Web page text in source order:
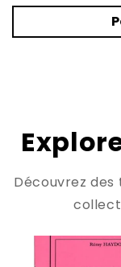
Découvrez